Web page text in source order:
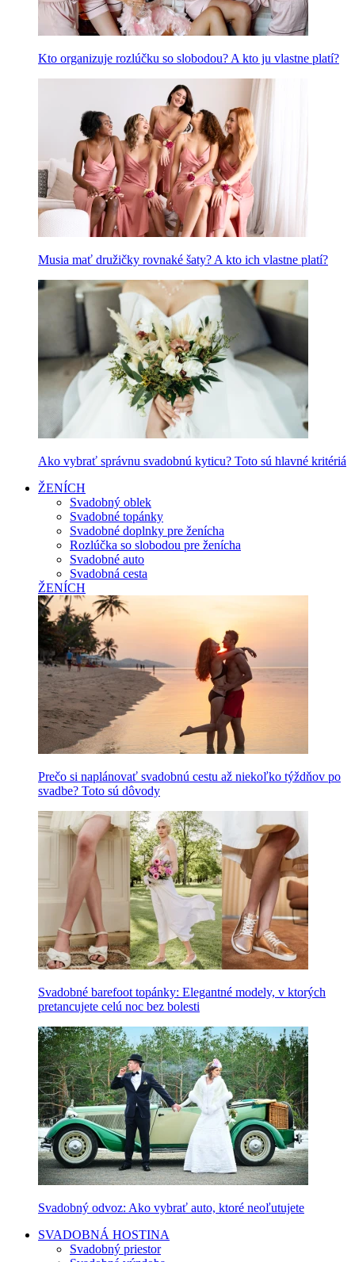
Kto organizuje rozlúčku so slobodou? A kto ju vlastne platí?
Musia mať družičky rovnaké šaty? A kto ich vlastne platí?
Ako vybrať správnu svadobnú kyticu? Toto sú hlavné kritériá
ŽENÍCH
Svadobný oblek
Svadobné topánky
Svadobné doplnky pre ženícha
Rozlúčka so slobodou pre ženícha
Svadobné auto
Svadobná cesta
ŽENÍCH
Prečo si naplánovať svadobnú cestu až niekoľko týždňov po
svadbe? Toto sú dôvody
Svadobné barefoot topánky: Elegantné modely, v ktorých
pretancujete celú noc bez bolesti
Svadobný odvoz: Ako vybrať auto, ktoré neoľutujete
SVADOBNÁ HOSTINA
Svadobný priestor